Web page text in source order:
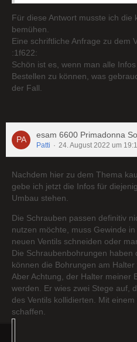
Für diese Antwort musste ich die
bemühen.
Eine schriftliche Anfrage zu dem
:1f622:
Schön ist es, wenn man alle
Bestellen zu können, was
der Fall.
esam 6600 Primadonna
Patti 24. August 2022 um
Nachdem hier zu dem Thema
gebe ich jetzt die Infos für
Umbau stehen.
Die Schrauben passen definitiv
nutzen möchte, muss Gewinde
neuen Ventils schneiden oder
Die Schraubenbohrungen haben
können die Bohrungen am Halter
Aber Achtung, der Halter meiner
werden. Er wies zwei Stege auf,
des Ventils kollidierten. Mit
schaffen.